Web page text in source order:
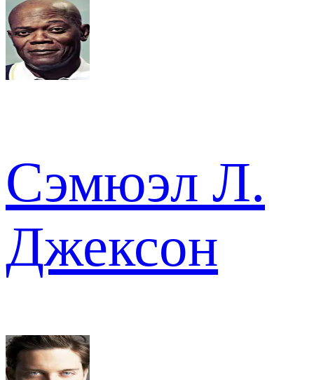
Сэмюэл Л.
Джексон